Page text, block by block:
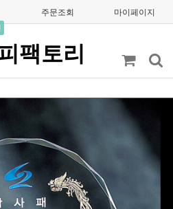
주문조회 마이페이지
팩토리